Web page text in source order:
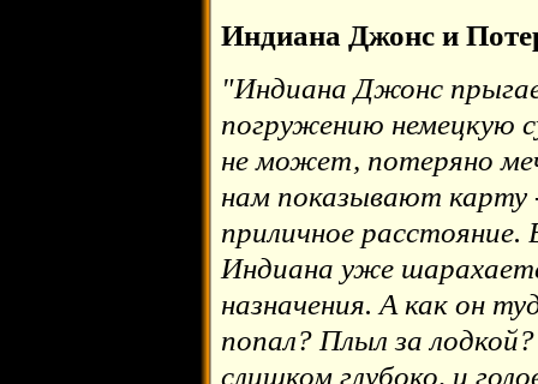
Индиана Джонс и
"Индиана Джонс
погружению немецкую
не может, потеряно
нам показывают карту
приличное
Индиана уже
назначения. А как он
попал? Плыл за
слишком глубоко, и